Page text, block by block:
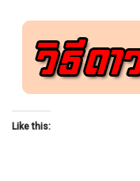
Like this: